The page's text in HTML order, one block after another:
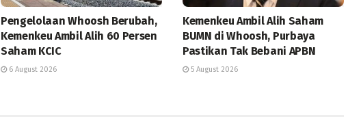
Pengelolaan Whoosh Berubah,
Kemenkeu Ambil Alih 60 Persen
Saham KCIC
6 August 2026
Kemenkeu Ambil Alih Saham
BUMN di Whoosh, Purbaya
Pastikan Tak Bebani APBN
5 August 2026